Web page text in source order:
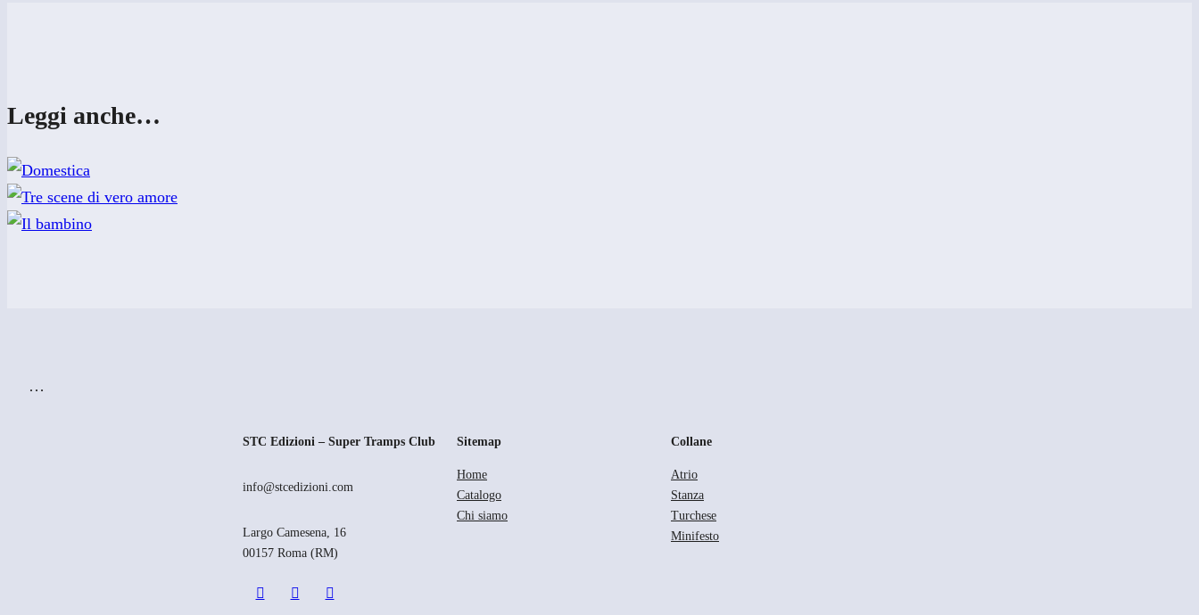
Leggi anche…
…
STC Edizioni – Super Tramps Club
info@stcedizioni.com
Largo Camesena, 16
00157 Roma (RM)
Sitemap
Home
Catalogo
Chi siamo
Collane
Atrio
Stanza
Turchese
Minifesto